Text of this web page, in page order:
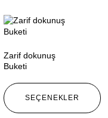
Zarif dokunuş
Buketi
SEÇENEKLER